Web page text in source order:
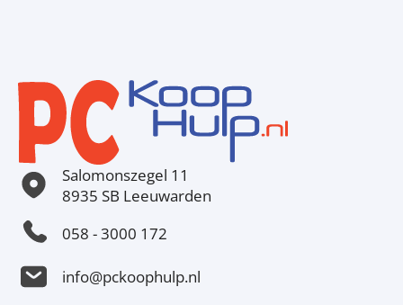
Salomonszegel 11
8935 SB Leeuwarden
058 - 3000 172
info@pckoophulp.nl